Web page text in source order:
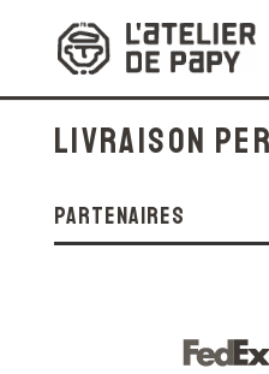
Livraison
partenaires